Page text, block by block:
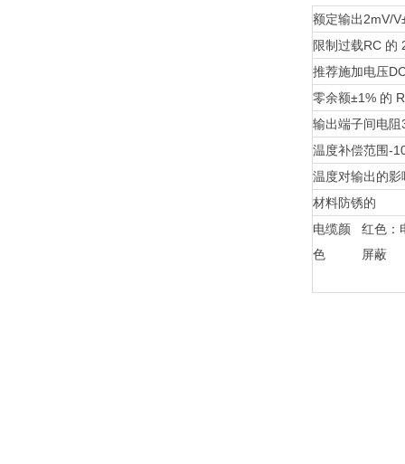
额定输出2mV/
限制过载RC 的
推荐施加电压
零余额±1% 的
输出端子间电阻
温度补偿范围-
温度对输出的影
材料防锈的
电缆颜
色
红色：
屏蔽